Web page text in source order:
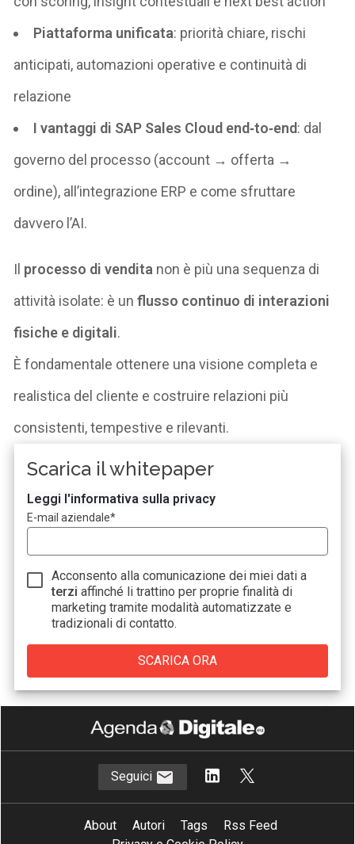
Piattaforma unificata: priorità chiare, rischi
anticipati, automazioni operative e continuità di
relazione
I vantaggi di SAP Sales Cloud end‑to‑end: dal
governo del processo (account → offerta →
ordine), all’integrazione ERP e come sfruttare
davvero l’AI.
Il processo di vendita non è più una sequenza di
attività isolate: è unflusso continuo di interazioni
fisiche e digitali.
È fondamentale ottenere una visione completa e
realistica del cliente e costruire relazioni più
consistenti, tempestive e rilevanti.
Scarica il whitepaper
Leggi l'informativa sulla privacy
E-mail aziendale*
Acconsento alla comunicazione dei miei dati a
terzi affinché li trattino per proprie finalità di
marketing tramite modalità automatizzate e
tradizionali di contatto.
Seguici
About Autori Tags
Rss Feed